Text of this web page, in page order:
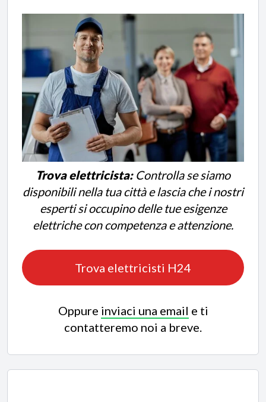
Trova elettricista:Controlla se siamo
disponibili nella tua città e lascia che i nostri
esperti si occupino delle tue esigenze
elettriche con competenza e attenzione.
Trova elettricisti H24
Oppure inviaci una email e ti
contatteremo noi a breve.